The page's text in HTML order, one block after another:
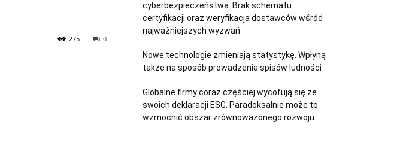
0
275
cyberbezpieczeństwa. Brak schematu
certyfikacji oraz weryfikacja dostawców wśród
najważniejszych wyzwań
Nowe technologie zmieniają statystykę. Wpłyną
także na sposób prowadzenia spisów ludności
Globalne firmy coraz częściej wycofują się ze
swoich deklaracji ESG. Paradoksalnie może to
wzmocnić obszar zrównoważonego rozwoju